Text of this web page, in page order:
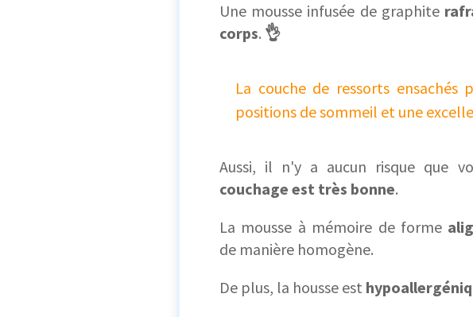
Une mousse infusée de graphite
corps. 👌
La couche de ressorts
positions de sommeil et une
Aussi, il n'y a aucun risque que
couchage est très bonne.
La mousse à mémoire de forme
de manière homogène.
De plus, la housse est